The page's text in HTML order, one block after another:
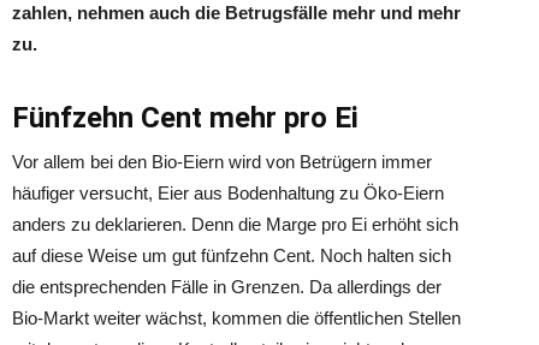
zahlen, nehmen auch die Betrugsfälle mehr und mehr
zu.
Fünfzehn Cent mehr pro Ei
Vor allem bei den Bio-Eiern wird von Betrügern immer
häufiger versucht, Eier aus Bodenhaltung zu Öko-Eiern
anders zu deklarieren. Denn die Marge pro Ei erhöht sich
auf diese Weise um gut fünfzehn Cent. Noch halten sich
die entsprechenden Fälle in Grenzen. Da allerdings der
Bio-Markt weiter wächst, kommen die öffentlichen Stellen